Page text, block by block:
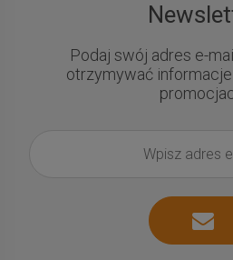
Podaj swój adres e-
otrzymywać